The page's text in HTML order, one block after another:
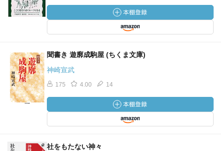
聞書き 遊廓成駒屋 (ちくま文庫)
神崎宣武
175 4.00 14
社をもたない神々